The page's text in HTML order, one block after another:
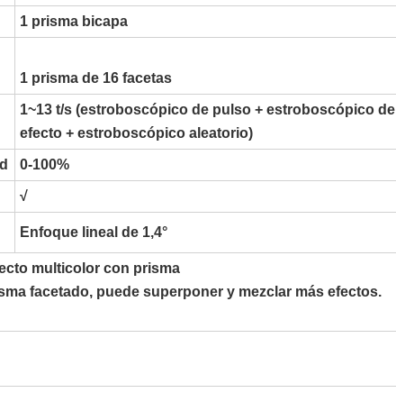
1 prisma bicapa
1 prisma de 16 facetas
1~13 t/s (estroboscópico de pulso + estroboscópico de
efecto + estroboscópico aleatorio)
0-100%
√
Enfoque lineal de 1,4°
multicolor con prisma
facetado, puede superponer y mezclar más efectos.